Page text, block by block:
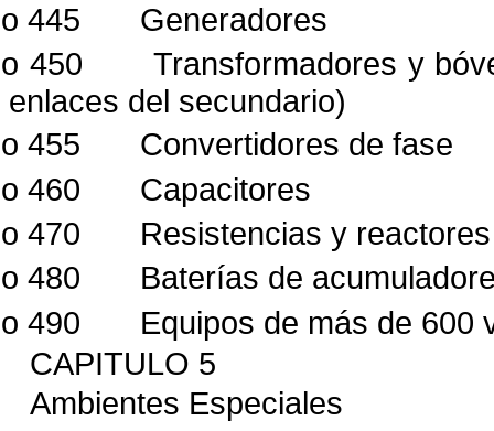
445
Generadores
450
Transformadores y
enlaces del secundario)
455
Convertidores de fase
460
Capacitores
470
Resistencias y reactores
480
Baterías de
490
Equipos de más de 600
CAPITULO 5
Ambientes Especiales